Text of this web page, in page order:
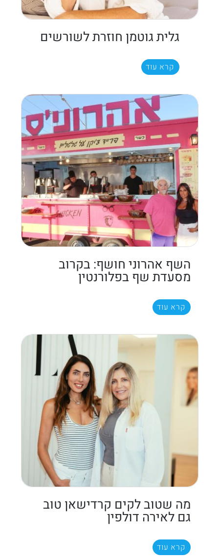
גלית גוטמן חוזרת לשורשים
קרא עוד
השף אהרוני חושף: בקרוב
מסעדת שף בפלורנטין
קרא עוד
מה שטוב לקים קרדישאן טוב
גם לאירה דולפין
קרא עוד